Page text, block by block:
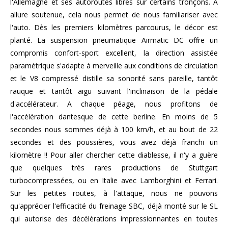
l'Allemagne et ses autoroutes libres sur certains tronçons. A
allure soutenue, cela nous permet de nous familiariser avec
l'auto. Dès les premiers kilomètres parcourus, le décor est
planté. La suspension pneumatique Airmatic DC offre un
compromis confort-sport excellent, la direction assistée
paramétrique s'adapte à merveille aux conditions de circulation
et le V8 compressé distille sa sonorité sans pareille, tantôt
rauque et tantôt aigu suivant l'inclinaison de la pédale
d'accélérateur. A chaque péage, nous profitons de
l'accélération dantesque de cette berline. En moins de 5
secondes nous sommes déjà à 100 km/h, et au bout de 22
secondes et des poussières, vous avez déjà franchi un
kilomètre !! Pour aller chercher cette diablesse, il n'y a guère
que quelques très rares productions de Stuttgart
turbocompressées, ou en Italie avec Lamborghini et Ferrari.
Sur les petites routes, à l'attaque, nous ne pouvons
qu'apprécier l'efficacité du freinage SBC, déjà monté sur le SL
qui autorise des décélérations impressionnantes en toutes